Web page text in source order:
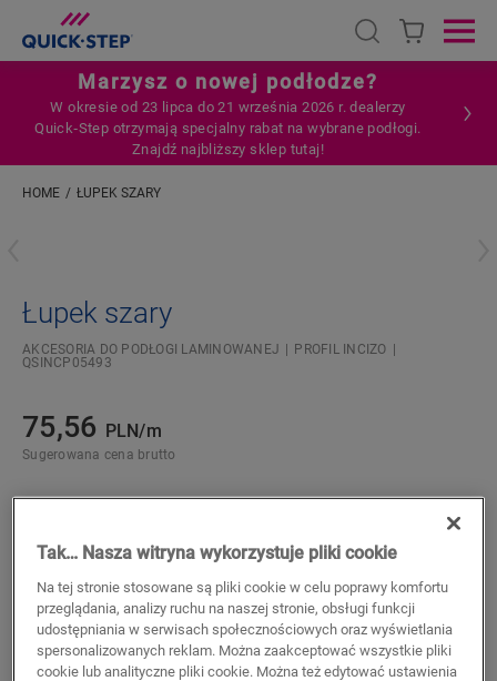
Open search
Marzysz o nowej podłodze?
W okresie od 23 lipca do 21 września 2026 r. dealerzy
Quick‑Step otrzymają specjalny rabat na wybrane podłogi.
Znajdź najbliższy sklep tutaj!
HOME ŁUPEK SZARY
Łupek szary
AKCESORIA DO PODŁOGI LAMINOWANEJ
PROFIL INCIZO
QSINCP05493
75,56 PLN/m
Sugerowana cena brutto
WYSZUKAJ
Właściwości produktu
Tak… Nasza witryna wykorzystuje pliki cookie
Na tej stronie stosowane są pliki cookie w celu poprawy komfortu
przeglądania, analizy ruchu na naszej stronie, obsługi funkcji
udostępniania w serwisach społecznościowych oraz wyświetlania
spersonalizowanych reklam. Można zaakceptować wszystkie pliki
cookie lub analityczne pliki cookie. Można też edytować ustawienia